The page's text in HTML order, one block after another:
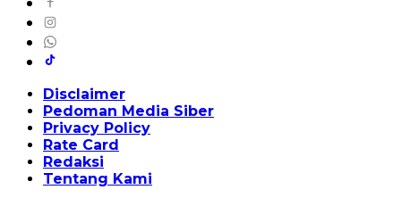
Disclaimer
Pedoman Media Siber
Privacy Policy
Rate Card
Redaksi
Tentang Kami